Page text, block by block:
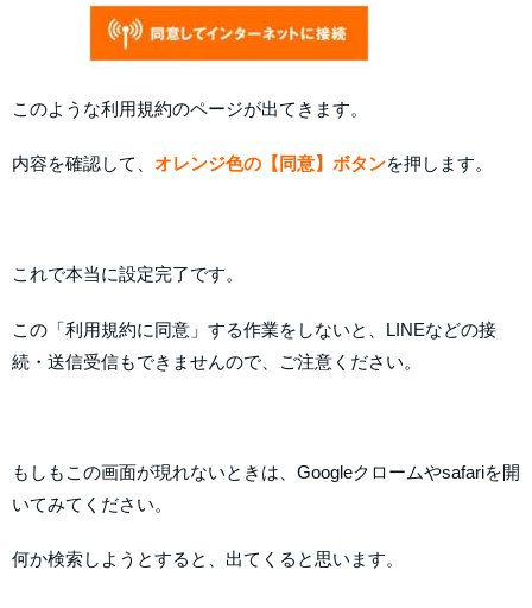
このような利用規約のページが出てきます。
内容を確認して、 オレンジ色の【同意】ボタンを押します。
これで本当に設定完了です。
この「利用規約に同意」する作業をしないと、LINEなどの接
続・送信受信もできませんので、ご注意ください。
もしもこの画面が現れないときは、Googleクロームやsafariを開
いてみてください。
何か検索しようとすると、出てくると思います。